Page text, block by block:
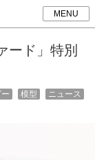
MENU
ード」特別
ニュース
模型